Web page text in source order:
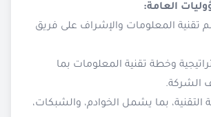
العامة:
تقنية المعلومات والإشراف على فريق
وخطة تقنية المعلومات بما
الشركة.
التقنية، بما يشمل الخوادم، والشبكات،